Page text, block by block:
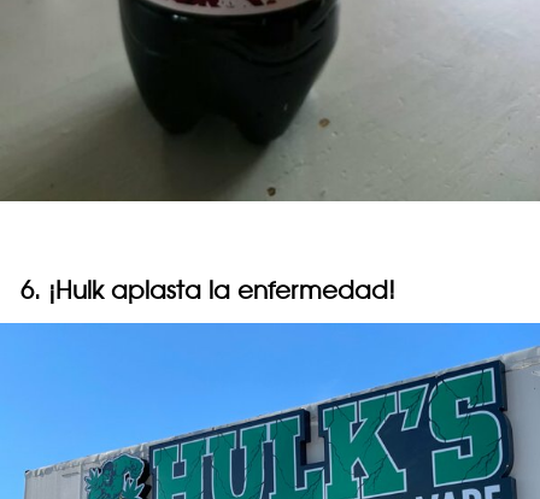
6. ¡Hulk aplasta la enfermedad!